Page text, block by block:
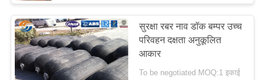
साइटमैप
PRIVACY
POLICY
सुरक्षा रबर नाव डॉक बम्पर उच्च
परिवहन दक्षता अनुकूलित
आकार
To be negotiated MOQ:1 इकाई